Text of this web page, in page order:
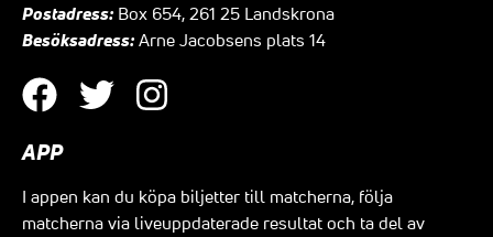
Postadress: Box 654, 261 25 Landskrona
Besöksadress: Arne Jacobsens plats 14
APP
I appen kan du köpa biljetter till matcherna, följa
matcherna via liveuppdaterade resultat och ta del av